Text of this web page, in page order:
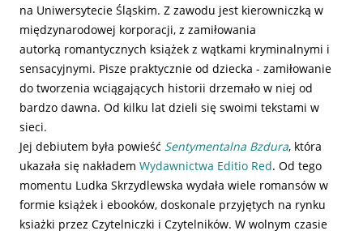
na Uniwersytecie Śląskim. Z zawodu jest kierowniczką w
międzynarodowej korporacji, z zamiłowania
autorką romantycznych książek z wątkami kryminalnymi i
sensacyjnymi. Pisze praktycznie od dziecka - zamiłowanie
do tworzenia wciągających historii drzemało w niej od
bardzo dawna. Od kilku lat dzieli się swoimi tekstami w
sieci.
Jej debiutem była powieść Sentymentalna Bzdura, która
ukazała się nakładem Wydawnictwa Editio Red. Od tego
momentu Ludka Skrzydlewska wydała wiele romansów w
formie książek i ebooków, doskonale przyjętych na rynku
ksiażki przez Czytelniczki i Czytelników. W wolnym czasie